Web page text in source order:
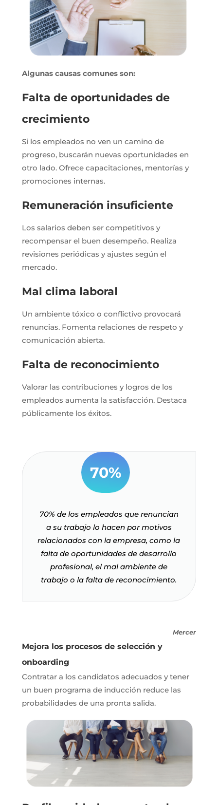
Algunas causas comunes son:
Falta de oportunidades de
crecimiento
Si los empleados no ven un camino de
progreso, buscarán nuevas oportunidades en
otro lado. Ofrece capacitaciones, mentorías y
promociones internas.
Remuneración insuficiente
Los salarios deben ser competitivos y
recompensar el buen desempeño. Realiza
revisiones periódicas y ajustes según el
mercado.
Mal clima laboral
Un ambiente tóxico o conflictivo provocará
renuncias. Fomenta relaciones de respeto y
comunicación abierta.
Falta de reconocimiento
Valorar las contribuciones y logros de los
empleados aumenta la satisfacción. Destaca
públicamente los éxitos.
70%
70% de los empleados que renuncian
a su trabajo lo hacen por motivos
relacionados con la empresa, como la
falta de oportunidades de desarrollo
profesional, el mal ambiente de
trabajo o la falta de reconocimiento.
Mercer
Mejora los procesos de selección y
onboarding
Contratar a los candidatos adecuados y tener
un buen programa de inducción reduce las
probabilidades de una pronta salida.